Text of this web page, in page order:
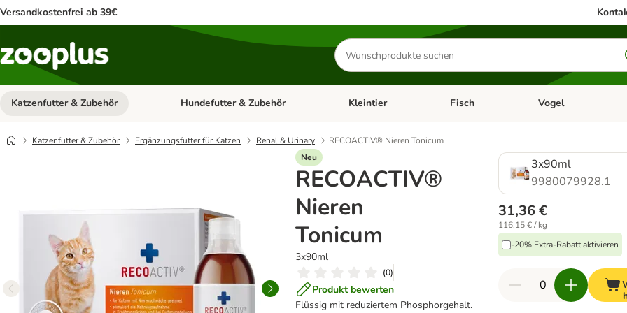
Versandkostenfrei ab 39€
Produkte
suchen
Katzenfutter & Zubehör Kategorie-Menü öffnen: Katzenfutter & Zubehör
Hundefutter & Zubehör Kategorie-Menü öffnen: Hundefutter & Zubehör
Kleintier Kategorie-Menü öffnen: Kleintier
Fisch Kategorie-Menü
Vogel
Katzenfutter & Zubehör Ergänzungsfutter für Katzen Renal & Urinary
RECOACTIV® Nieren Tonicum
Neu
RECOACTIV®
Nieren
Tonicum
3x90ml
(0)
Produkt bewerten
Flüssig mit reduziertem Phosphorgehalt.
3x90ml
9980079928.1
31,36 €
116,15 € / kg
-20% Extra-Rabatt aktivieren